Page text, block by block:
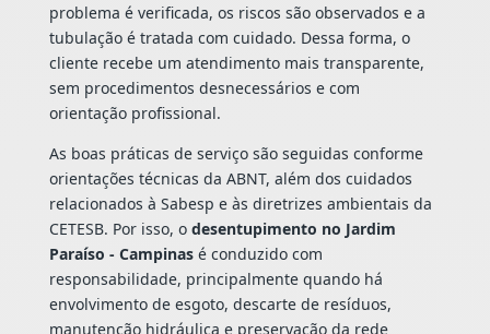
problema é verificada, os riscos são observados e a
tubulação é tratada com cuidado. Dessa forma, o
cliente recebe um atendimento mais transparente,
sem procedimentos desnecessários e com
orientação profissional.
As boas práticas de serviço são seguidas conforme
orientações técnicas da ABNT, além dos cuidados
relacionados à Sabesp e às diretrizes ambientais da
CETESB. Por isso, o desentupimento no Jardim
Paraíso - Campinasé conduzido com
responsabilidade, principalmente quando há
envolvimento de esgoto, descarte de resíduos,
manutenção hidráulica e preservação da rede